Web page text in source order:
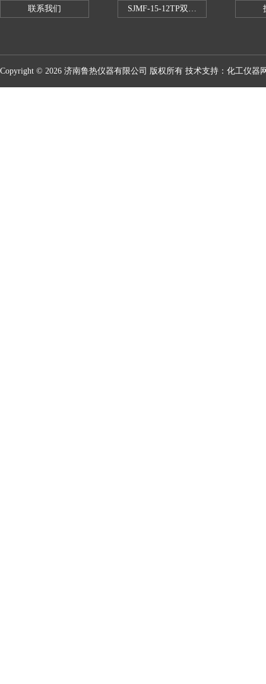
联系我们 SJMF-15-12TP双托盘自动升降炉
Copyright © 2026 济南鲁热仪器有限公司 版权所有 技术支持： 化工仪器